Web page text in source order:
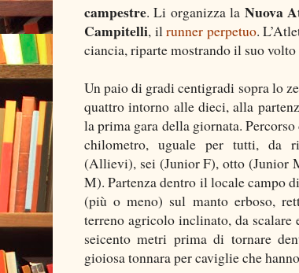
campestre. Li organizza la Nuova
Campitelli, ilrunner perpetuo.
ciancia, riparte mostrando il suo
Un paio di gradi centigradi sopra lo
quattro intorno alle dieci, alla
la prima gara della giornata.
chilometro, uguale per tutti, da
(Allievi), sei (Junior F), otto (Junior
M). Partenza dentro il locale campo
(più o meno) sul manto erboso,
terreno agricolo inclinato, da scalare
seicento metri prima di tornare
gioiosa tonnara per caviglie che